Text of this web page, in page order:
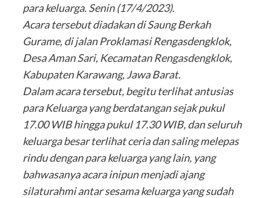
para keluarga. Senin (17/4/2023).
Acara tersebut diadakan di Saung Berkah
Gurame, di jalan Proklamasi Rengasdengklok,
Desa Aman Sari, Kecamatan Rengasdengklok,
Kabupaten Karawang, Jawa Barat.
Dalam acara tersebut, begitu terlihat antusias
para Keluarga yang berdatangan sejak pukul
17.00 WIB hingga pukul 17.30 WIB, dan seluruh
keluarga besar terlihat ceria dan saling melepas
rindu dengan para keluarga yang lain, yang
bahwasanya acara inipun menjadi ajang
silaturahmi antar sesama keluarga yang sudah